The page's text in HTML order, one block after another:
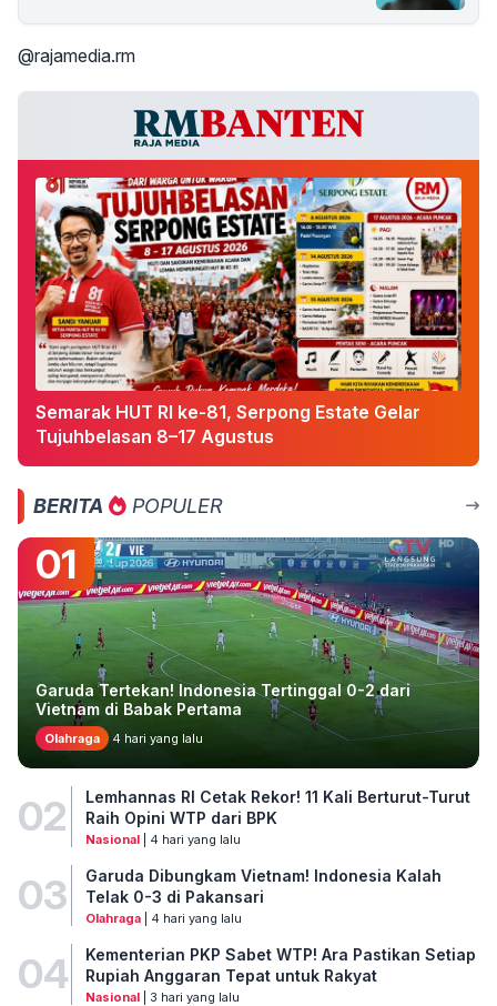
@rajamedia.rm
Semarak HUT RI ke-81, Serpong Estate Gelar
Tujuhbelasan 8–17 Agustus
BERITA POPULER
01
Garuda Tertekan! Indonesia Tertinggal 0-2 dari
Vietnam di Babak Pertama
Olahraga 4 hari yang lalu
02
Lemhannas RI Cetak Rekor! 11 Kali Berturut-Turut
Raih Opini WTP dari BPK
Nasional| 4 hari yang lalu
03
Garuda Dibungkam Vietnam! Indonesia Kalah
Telak 0-3 di Pakansari
Olahraga| 4 hari yang lalu
04
Kementerian PKP Sabet WTP! Ara Pastikan Setiap
Rupiah Anggaran Tepat untuk Rakyat
Nasional| 3 hari yang lalu